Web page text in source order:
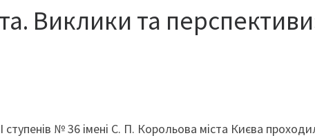
Виклики та
ступенів № 36 імені С. П. Корольова міста Києва